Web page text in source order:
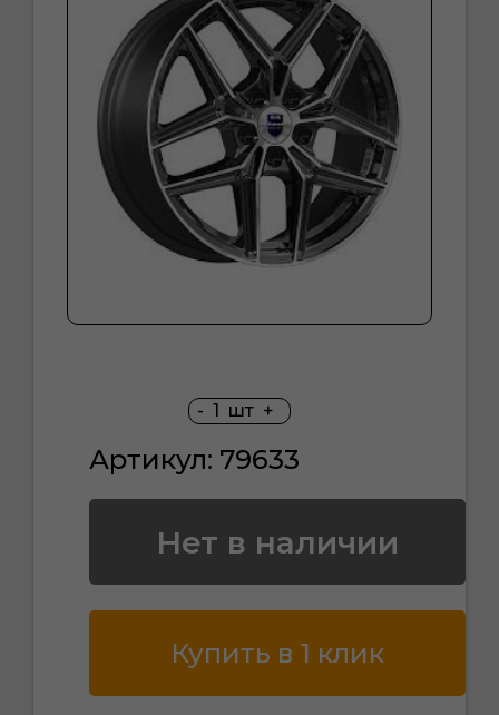
- 1 шт +
Артикул: 79633
Нет в наличии
Купить в 1 клик